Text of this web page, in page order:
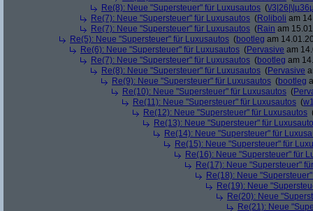
Re(8): Neue "Supersteuer" für Luxusautos (\/
Re(7): Neue "Supersteuer" für Luxusautos (Roliboli am
Re(7): Neue "Supersteuer" für Luxusautos (Rain am
Re(5): Neue "Supersteuer" für Luxusautos (bootleg am
Re(6): Neue "Supersteuer" für Luxusautos (Pervasive am
Re(7): Neue "Supersteuer" für Luxusautos (bootleg am
Re(8): Neue "Supersteuer" für Luxusautos (Pervasive
Re(9): Neue "Supersteuer" für Luxusautos (bootleg
Re(10): Neue "Supersteuer" für Luxusautos (
Re(11): Neue "Supersteuer" für Luxusautos (
Re(12): Neue "Supersteuer" für Luxusautos
Re(13): Neue "Supersteuer" für
Re(14): Neue "Supersteuer" für
Re(15): Neue "Supersteuer" für
Re(16): Neue "Supersteuer" für
Re(17): Neue "Supersteuer"
Re(18): Neue
Re(19): Neue
Re(20): Neue
Re(21): Neue